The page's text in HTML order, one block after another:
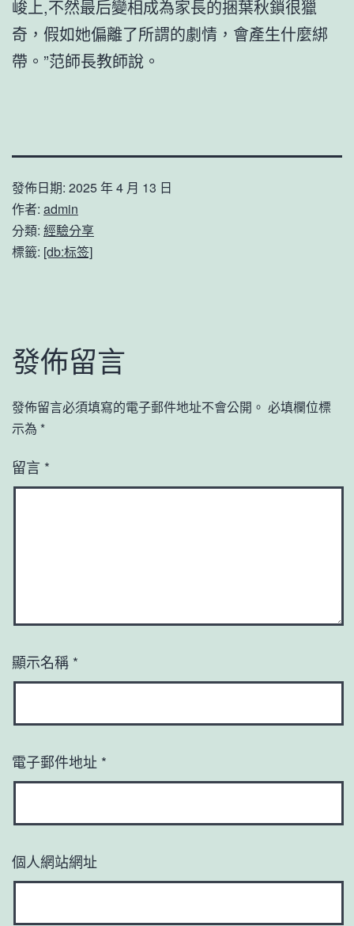
峻上,不然最后變相成為家長的捆葉秋鎖很獵
奇，假如她偏離了所謂的劇情，會產生什麼綁
帶。”范師長教師說。
發佈日期: 2025 年 4 月 13 日
作者: admin
分類: 經驗分享
標籤: [db:标签]
發佈留言
發佈留言必須填寫的電子郵件地址不會公開。 必填欄位標
示為 *
留言 *
顯示名稱 *
電子郵件地址 *
個人網站網址